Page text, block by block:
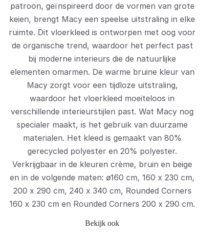
patroon, geïnspireerd door de vormen van grote
keien, brengt Macy een speelse uitstraling in elke
ruimte. Dit vloerkleed is ontworpen met oog voor
de organische trend, waardoor het perfect past
bij moderne interieurs die de natuurlijke
elementen omarmen. De warme bruine kleur van
Macy zorgt voor een tijdloze uitstraling,
waardoor het vloerkleed moeiteloos in
verschillende interieurstijlen past. Wat Macy nog
specialer maakt, is het gebruik van duurzame
materialen. Het kleed is gemaakt van 80%
gerecycled polyester en 20% polyester.
Verkrijgbaar in de kleuren crème, bruin en beige
en in de volgende maten: ø160 cm, 160 x 230 cm,
200 x 290 cm, 240 x 340 cm, Rounded Corners
160 x 230 cm en Rounded Corners 200 x 290 cm.
Bekijk ook